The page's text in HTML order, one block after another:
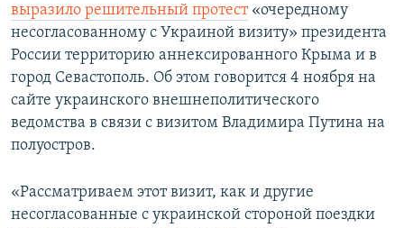
выразило решительный протест«очередному
несогласованному с Украиной визиту» президента
России территорию аннексированного Крыма и в
город Севастополь. Об этом говорится 4 ноября на
сайте украинского внешнеполитического
ведомства в связи с визитом Владимира Путина на
полуостров.
«Рассматриваем этот визит, как и другие
несогласованные с украинской стороной поездки